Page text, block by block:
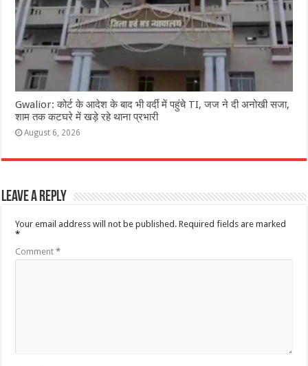
Gwalior: कोर्ट के आदेश के बाद भी वर्दी में पहुंचे TI, जज ने दी अनोखी सजा,
शाम तक कटघरे में खड़े रहे थाना प्रभारी
August 6, 2026
Leave a Reply
Your email address will not be published. Required fields are marked
*
Comment*